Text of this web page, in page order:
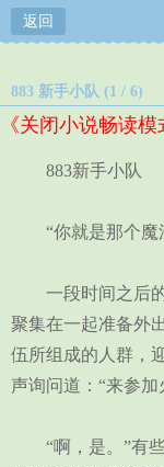
返回
883 新手小队 (1 / 6)
《关闭小说畅读模
883新手小队
“你就是那个魔
一段时间之后的
聚集在一起准备外
伍所组成的人群，
声询问道：“来参
“啊，是。”有些